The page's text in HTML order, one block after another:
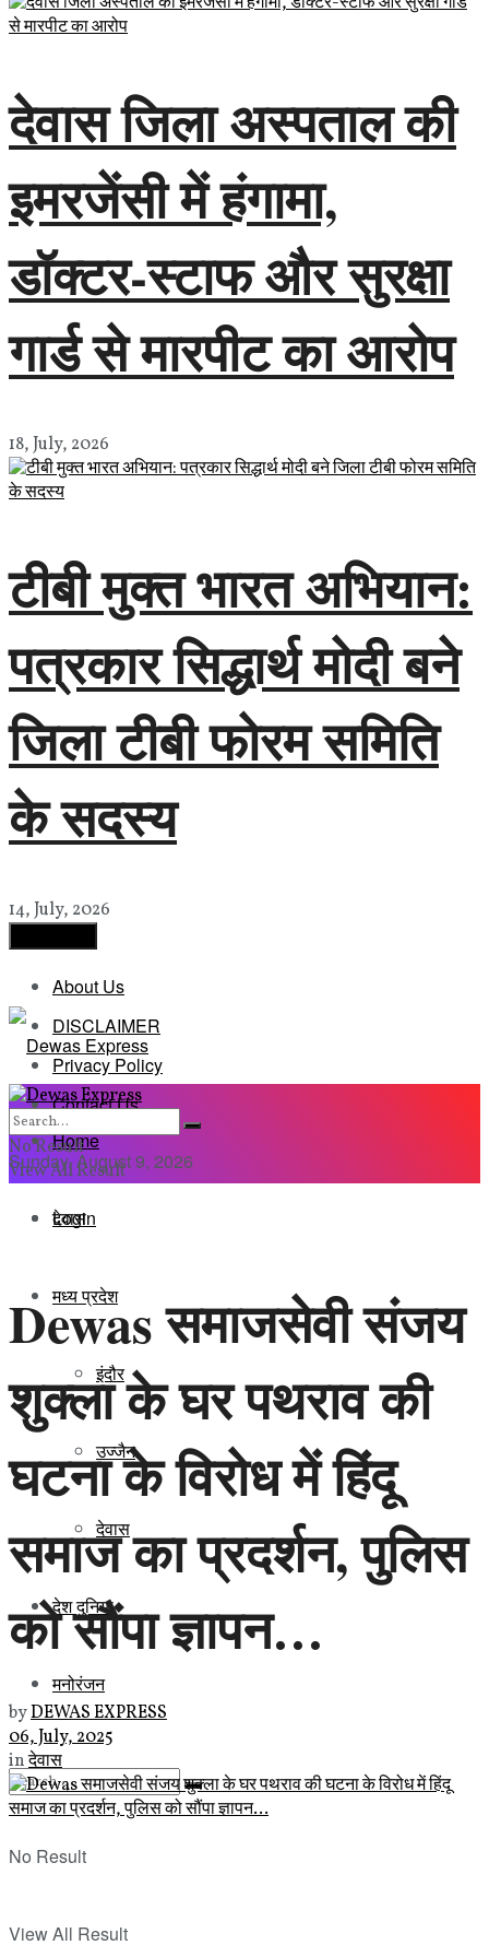
देवास जिला अस्पताल की
इमरजेंसी में हंगामा,
डॉक्टर-स्टाफ और सुरक्षा
गार्ड से मारपीट का आरोप
18, July, 2026
टीबी मुक्त भारत अभियान:
पत्रकार सिद्धार्थ मोदी बने
जिला टीबी फोरम समिति
के सदस्य
14, July, 2026
About Us
DISCLAIMER
Privacy Policy
Contact Us
Sunday, August 9, 2026
Login
Home
देवास
मध्य प्रदेश
इंदौर
उज्जैन
देवास
देश दुनिया
मनोरंजन
No Result
View All Result
No Result
View All Result
Dewas समाजसेवी संजय
शुक्ला के घर पथराव की
घटना के विरोध में हिंदू
समाज का प्रदर्शन, पुलिस
को सौंपा ज्ञापन…
byDEWAS EXPRESS
06, July, 2025
inदेवास